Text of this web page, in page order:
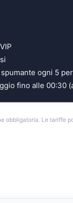
ogni 5
fino alle 00:30
obbligatoria. Le tariffe